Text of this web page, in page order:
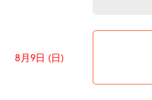
8月9日 (日)